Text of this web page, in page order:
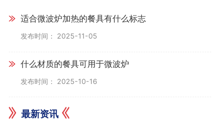
适合微波炉加热的餐具有什么标志
发布时间： 2025-11-05
什么材质的餐具可用于微波炉
发布时间： 2025-10-16
最新资讯